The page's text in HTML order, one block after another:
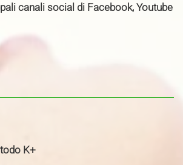
canali social di Facebook, Youtube
K+